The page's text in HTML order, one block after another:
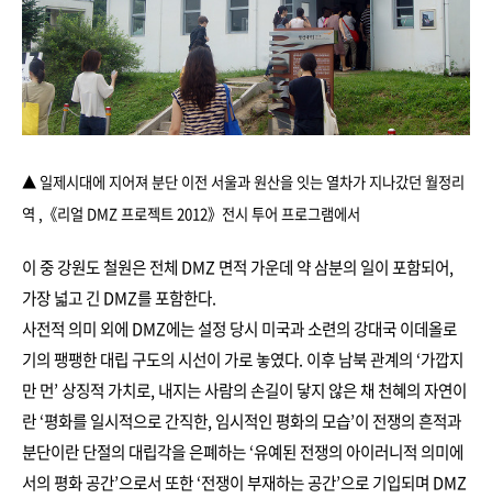
▲ 일제시대에 지어져 분단 이전 서울과 원산을 잇는 열차가 지나갔던 월정리
역 , 《리얼 DMZ 프로젝트 2012》전시 투어 프로그램에서
이 중 강원도 철원은 전체 DMZ 면적 가운데 약 삼분의 일이 포함되어,
가장 넓고 긴 DMZ를 포함한다.
사전적 의미 외에 DMZ에는 설정 당시 미국과 소련의 강대국 이데올로
기의 팽팽한 대립 구도의 시선이 가로 놓였다. 이후 남북 관계의 ‘가깝지
만 먼’ 상징적 가치로, 내지는 사람의 손길이 닿지 않은 채 천혜의 자연이
란 ‘평화를 일시적으로 간직한, 임시적인 평화의 모습’이 전쟁의 흔적과
분단이란 단절의 대립각을 은폐하는 ‘유예된 전쟁의 아이러니적 의미에
서의 평화 공간’으로서 또한 ‘전쟁이 부재하는 공간’으로 기입되며 DMZ